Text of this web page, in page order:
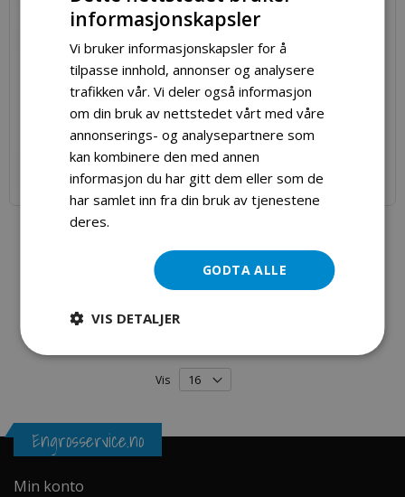
kr 5 290,00 kr 3 990,00
Legg i handlekurv
Vis
Engrosservice.no
Min konto
informasjonskapsler
Vi bruker informasjonskapsler for å
tilpasse innhold, annonser og analysere
trafikken vår. Vi deler også informasjon
om din bruk av nettstedet vårt med våre
annonserings- og analysepartnere som
kan kombinere den med annen
informasjon du har gitt dem eller som de
har samlet inn fra din bruk av tjenestene
deres.
GODTA ALLE
VIS DETALJER